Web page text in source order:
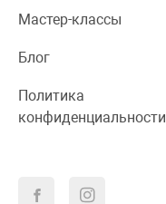
Мастер-классы
Блог
Политика
конфиденциальности